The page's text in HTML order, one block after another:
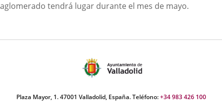
aglomerado tendrá lugar durante el mes de mayo.
Plaza Mayor, 1. 47001 Valladolid, España. Teléfono:+34 983 426 100